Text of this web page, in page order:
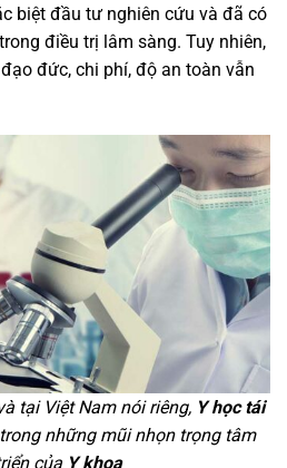
biệt đầu tư nghiên cứu và đã có
điều trị lâm sàng. Tuy nhiên,
đức, chi phí, độ an toàn vẫn
tại Việt Nam nói riêng, Y học tái
những mũi nhọn trọng tâm
của Y khoa